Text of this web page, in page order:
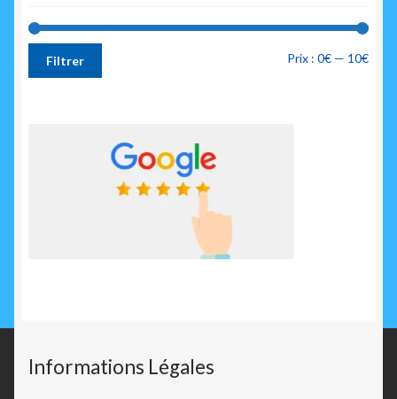
Prix
Prix
Filtrer Prix : 0€ — 10€
Informations Légales